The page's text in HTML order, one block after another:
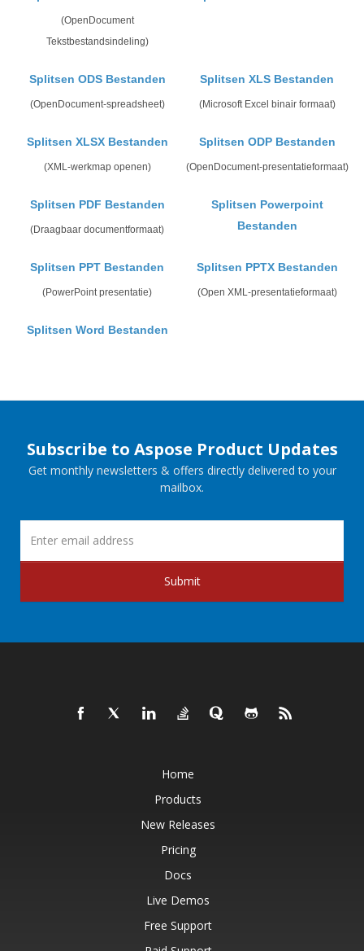
(OpenDocument
Tekstbestandsindeling)
Splitsen ODS Bestanden
(OpenDocument-spreadsheet)
Splitsen XLS Bestanden
(Microsoft Excel binair formaat)
Splitsen XLSX Bestanden
(XML-werkmap openen)
Splitsen ODP Bestanden
(OpenDocument-presentatieformaat)
Splitsen PDF Bestanden
(Draagbaar documentformaat)
Splitsen Powerpoint
Bestanden
Splitsen PPT Bestanden
(PowerPoint presentatie)
Splitsen PPTX Bestanden
(Open XML-presentatieformaat)
Splitsen Word Bestanden
Subscribe to Aspose Product Updates
Get monthly newsletters & offers directly delivered to your
mailbox.
Submit
Home
Products
New Releases
Pricing
Docs
Live Demos
Free Support